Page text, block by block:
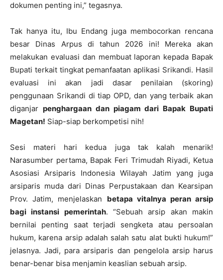
dokumen penting ini,” tegasnya.
Tak hanya itu, Ibu Endang juga membocorkan rencana
besar Dinas Arpus di tahun 2026 ini! Mereka akan
melakukan evaluasi dan membuat laporan kepada Bapak
Bupati terkait tingkat pemanfaatan aplikasi Srikandi. Hasil
evaluasi ini akan jadi dasar penilaian (skoring)
penggunaan Srikandi di tiap OPD, dan yang terbaik akan
diganjar penghargaan dan piagam dari Bapak Bupati
Magetan! Siap-siap berkompetisi nih!
Sesi materi hari kedua juga tak kalah menarik!
Narasumber pertama, Bapak Feri Trimudah Riyadi, Ketua
Asosiasi Arsiparis Indonesia Wilayah Jatim yang juga
arsiparis muda dari Dinas Perpustakaan dan Kearsipan
Prov. Jatim, menjelaskan betapa vitalnya peran arsip
bagi instansi pemerintah. “Sebuah arsip akan makin
bernilai penting saat terjadi sengketa atau persoalan
hukum, karena arsip adalah salah satu alat bukti hukum!”
jelasnya. Jadi, para arsiparis dan pengelola arsip harus
benar-benar bisa menjamin keaslian sebuah arsip.